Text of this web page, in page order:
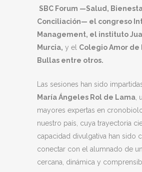
SBC Forum —Salud,
Conciliación— el congreso
Management, el instituto
Murcia, y el Colegio Amor de
Bullas entre otros.
Las sesiones han sido
María Ángeles Rol de Lama
mayores expertas en
nuestro país, cuya trayectoria
capacidad divulgativa han sido
conectar con el alumnado de
cercana, dinámica y